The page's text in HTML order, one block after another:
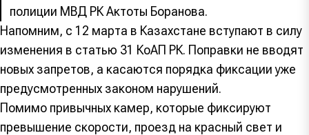
полиции МВД РК Актоты Боранова.
Напомним, с 12 марта в Казахстане вступают в силу
изменения в статью 31 КоАП РК. Поправки не вводят
новых запретов, а касаются порядка фиксации уже
предусмотренных законом нарушений.
Помимо привычных камер, которые фиксируют
превышение скорости, проезд на красный свет и